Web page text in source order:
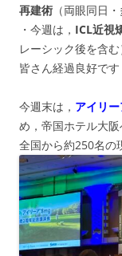
再建術 （両眼同日
・今週は， ICL近視
レーシック後を含
皆さん経過良好です
今週末は， アイリ
め，帝国ホテル大阪
全国から約250名の